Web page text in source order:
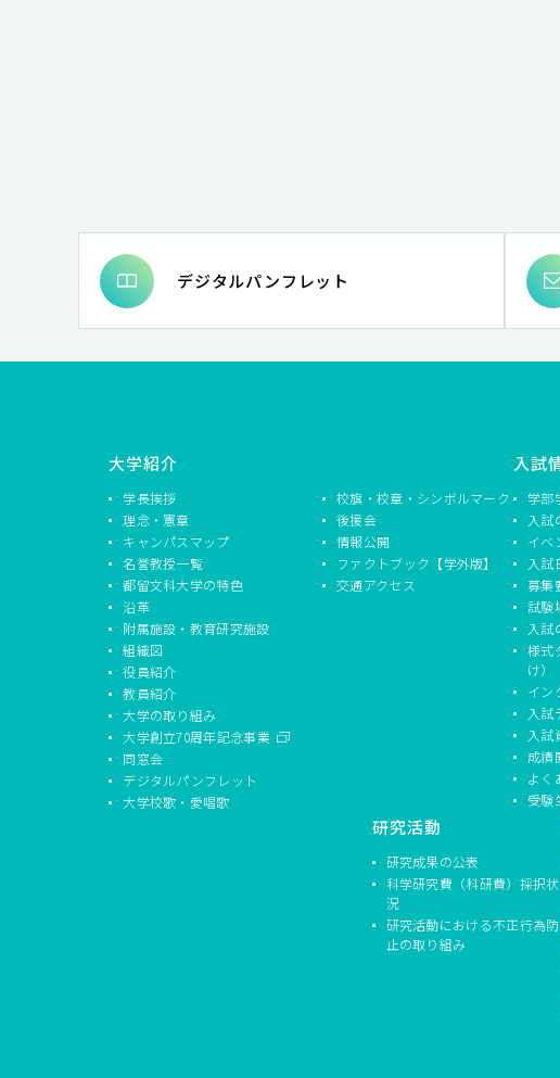
デジタルパンフレット
大学紹介
学長挨拶
理念・憲章
キャンパスマップ
名誉教授一覧
都留文科大学の特色
沿革
附属施設・教育研究施設
組織図
役員紹介
教員紹介
大学の取り組み
大学創立70周年記念事業
同窓会
デジタルパンフレット
大学校歌・愛唱歌
校旗・校章・シンボルマーク
後援会
情報公開
ファクトブック【学外版】
交通アクセス
入試
学部
入試
イベ
入試
募集
試験
入試
様式
け）
イン
入試
入試
成績
よく
受験
研究活動
研究成果の公表
科学研究費（科研費）採択状
況
研究活動における不正行為防
止の取り組み